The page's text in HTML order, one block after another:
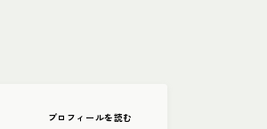
プロフィールを読む